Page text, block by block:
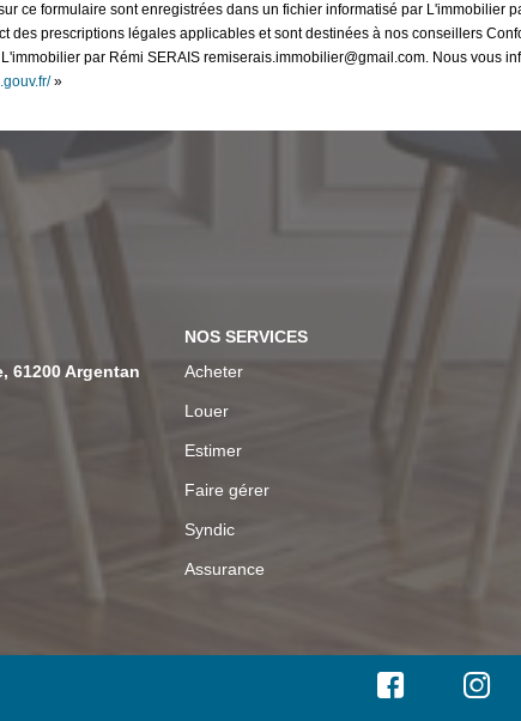
ce formulaire sont enregistrées dans un fichier informatisé par
des prescriptions légales applicables et sont destinées à nos conseillers
par Rémi SERAIS remiserais.immobilier@gmail.com. Nous
»
61200 Argentan
NOS SERVICES
Acheter
Louer
Estimer
Faire gérer
Syndic
Assurance